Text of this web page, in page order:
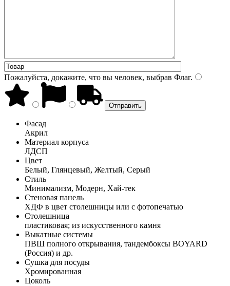
Пожалуйста, докажите, что вы человек, выбрав Флаг.
Фасад
Акрил
Материал корпуса
ЛДСП
Цвет
Белый, Глянцевый, Желтый, Серый
Стиль
Минимализм, Модерн, Хай-тек
Стеновая панель
ХДФ в цвет столешницы или с фотопечатью
Столешница
пластиковая; из искусственного камня
Выкатные системы
ПВШ полного открывания, тандембоксы BOYARD
(Россия) и др.
Сушка для посуды
Хромированная
Цоколь